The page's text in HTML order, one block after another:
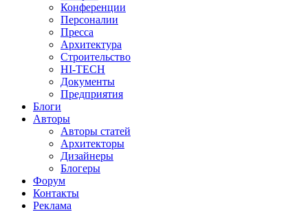
Конференции
Персоналии
Пресса
Архитектура
Строительство
HI-TECH
Документы
Предприятия
Блоги
Авторы
Авторы статей
Архитекторы
Дизайнеры
Блогеры
Форум
Контакты
Реклама